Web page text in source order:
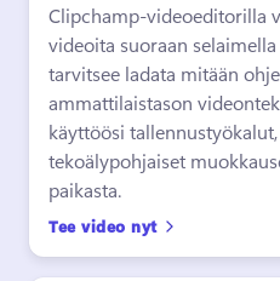
Clipchamp-videoeditorilla
videoita suoraan
tarvitsee ladata mitään
ammattilaistason
käyttöösi
tekoälypohjaiset
paikasta.
Tee video nyt